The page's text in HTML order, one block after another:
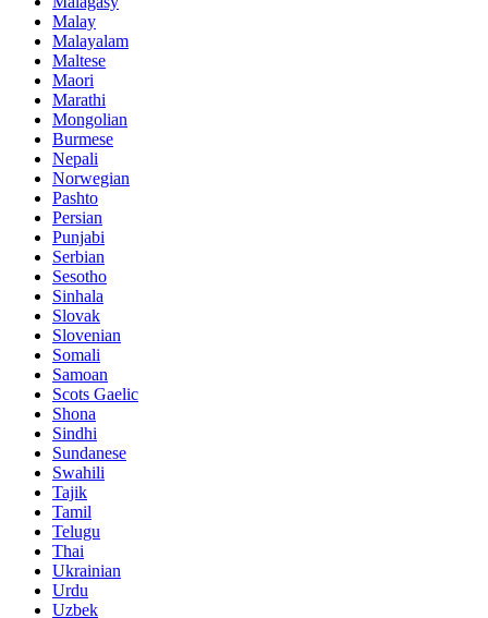
Malay
Malayalam
Maltese
Maori
Marathi
Mongolian
Burmese
Nepali
Norwegian
Pashto
Persian
Punjabi
Serbian
Sesotho
Sinhala
Slovak
Slovenian
Somali
Samoan
Scots Gaelic
Shona
Sindhi
Sundanese
Swahili
Tajik
Tamil
Telugu
Thai
Ukrainian
Urdu
Uzbek